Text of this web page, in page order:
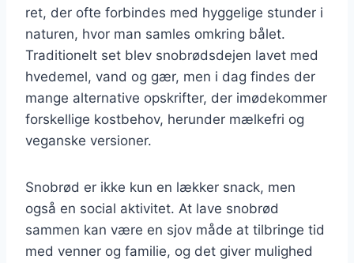
ret, der ofte forbindes med hyggelige stunder i
naturen, hvor man samles omkring bålet.
Traditionelt set blev snobrødsdejen lavet med
hvedemel, vand og gær, men i dag findes der
mange alternative opskrifter, der imødekommer
forskellige kostbehov, herunder mælkefri og
veganske versioner.
Snobrød er ikke kun en lækker snack, men
også en social aktivitet. At lave snobrød
sammen kan være en sjov måde at tilbringe tid
med venner og familie, og det giver mulighed